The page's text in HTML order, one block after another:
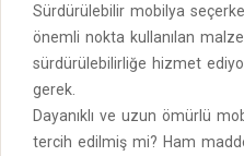
Sürdürülebilir mobilya
önemli nokta kullanılan
sürdürülebilirliğe hizmet
gerek.
Dayanıklı ve uzun ömürlü
tercih edilmiş mi? Ham